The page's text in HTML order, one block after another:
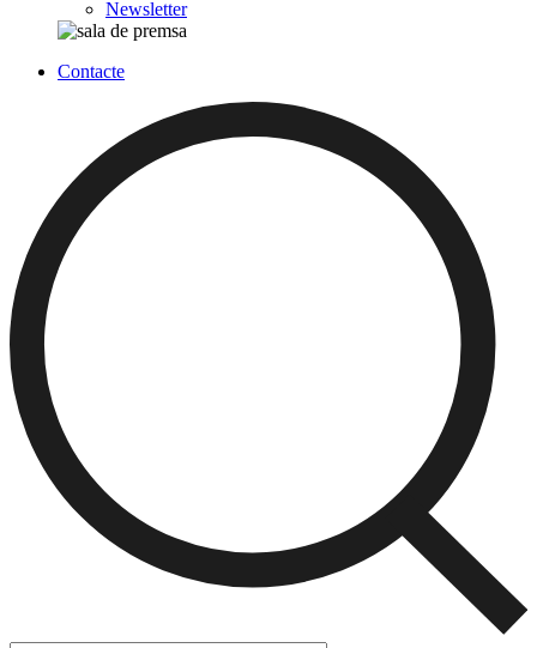
Newsletter
Contacte